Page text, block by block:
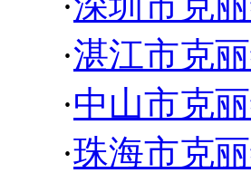
·湛江市克
·中山市克
·珠海市克